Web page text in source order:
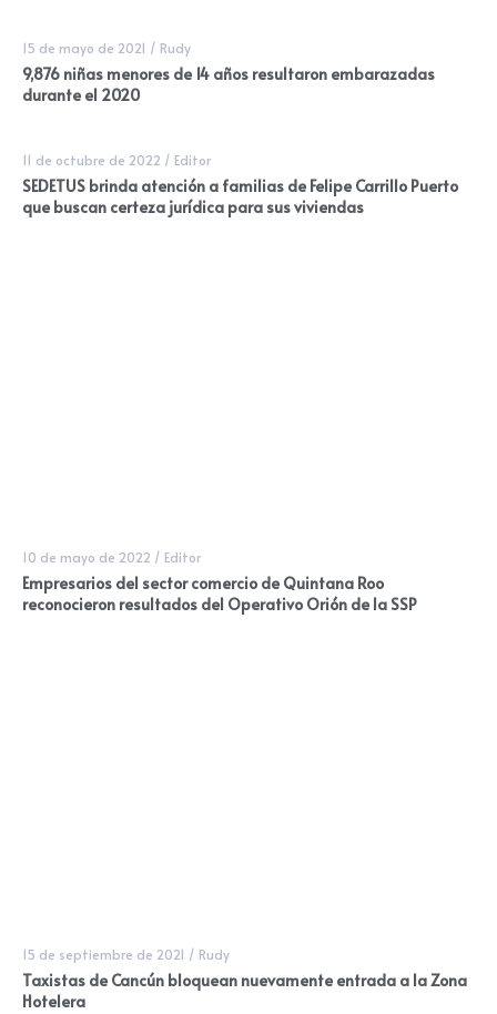
15 de mayo de 2021 / Rudy
9,876 niñas menores de 14 años resultaron embarazadas
durante el 2020
11 de octubre de 2022 / Editor
SEDETUS brinda atención a familias de Felipe Carrillo Puerto
que buscan certeza jurídica para sus viviendas
10 de mayo de 2022 / Editor
Empresarios del sector comercio de Quintana Roo
reconocieron resultados del Operativo Orión de la SSP
15 de septiembre de 2021 / Rudy
Taxistas de Cancún bloquean nuevamente entrada a la Zona
Hotelera